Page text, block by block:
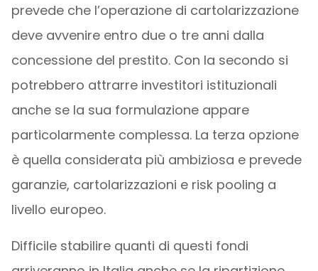
prevede che l’operazione di cartolarizzazione
deve avvenire entro due o tre anni dalla
concessione del prestito. Con la secondo si
potrebbero attrarre investitori istituzionali
anche se la sua formulazione appare
particolarmente complessa. La terza opzione
è quella considerata più ambiziosa e prevede
garanzie, cartolarizzazioni e risk pooling a
livello europeo.
Difficile stabilire quanti di questi fondi